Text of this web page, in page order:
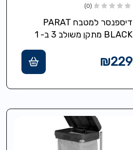
(0)
דיספנסר למטבח PARAT
BLACK מתקן משולב 3 ב- 1
נוח של נייר ניגוב, ניילון נצמד
₪229